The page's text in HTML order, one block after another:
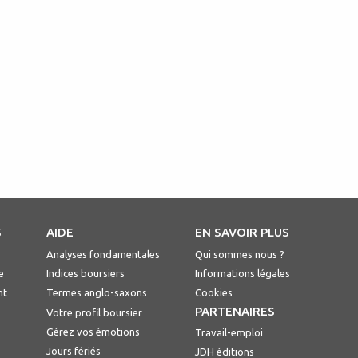
AIDE
Analyses fondamentales
Indices boursiers
Termes anglo-saxons
Votre profil boursier
Gérez vos émotions
Jours fériés
EN SAVOIR PLUS
Qui sommes nous ?
Informations légales
Cookies
PARTENAIRES
Travail-emploi
JDH éditions